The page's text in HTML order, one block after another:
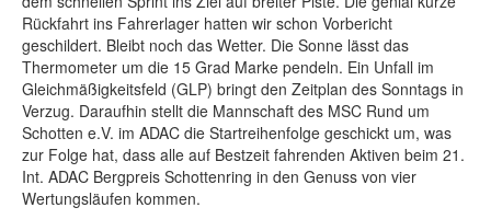
Rückfahrt ins Fahrerlager hatten wir schon Vorbericht
geschildert. Bleibt noch das Wetter. Die Sonne lässt das
Thermometer um die 15 Grad Marke pendeln. Ein Unfall im
Gleichmäßigkeitsfeld (GLP) bringt den Zeitplan des Sonntags in
Verzug. Daraufhin stellt die Mannschaft des MSC Rund um
Schotten e.V. im ADAC die Startreihenfolge geschickt um, was
zur Folge hat, dass alle auf Bestzeit fahrenden Aktiven beim 21.
Int. ADAC Bergpreis Schottenring in den Genuss von vier
Wertungsläufen kommen.